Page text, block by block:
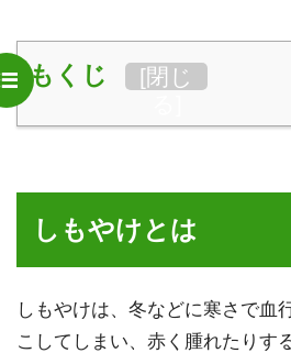
もくじ [閉じ
しもやけとは
しもやけは、冬などに寒さで血
こしてしまい、赤く腫れたりす